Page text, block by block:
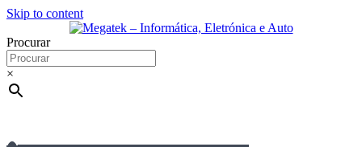
Skip to content
Procurar
×